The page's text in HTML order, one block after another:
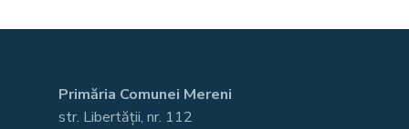
Primăria Comunei Mereni
str. Libertății, nr. 112